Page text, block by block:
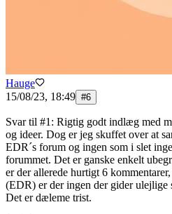
Hauge
15/08/23, 18:49 #6
Svar til #1: Rigtig godt indlæg med
og ideer. Dog er jeg skuffet over at
EDR´s forum og ingen som i slet
forummet. Det er ganske enkelt
er der allerede hurtigt 6
(EDR) er der ingen der gider ulejlige
Det er dæleme trist.